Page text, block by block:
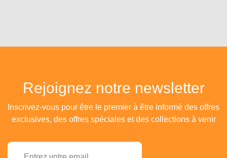
Rejoignez notre newsletter
Inscrivez-vous pour être le premier à être informé des offres
exclusives, des offres spéciales et des collections à venir